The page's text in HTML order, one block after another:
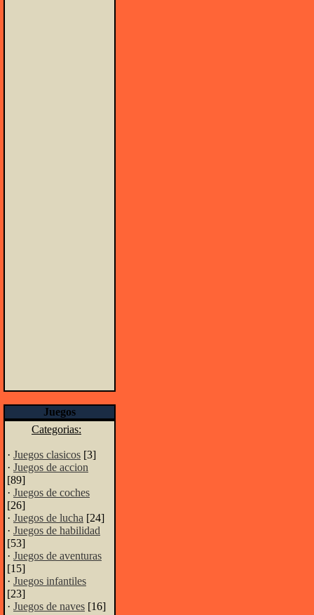
Juegos
Categorias:
· Juegos clasicos [3]
· Juegos de accion
[89]
· Juegos de coches
[26]
· Juegos de lucha [24]
· Juegos de habilidad
[53]
· Juegos de aventuras
[15]
· Juegos infantiles
[23]
· Juegos de naves [16]